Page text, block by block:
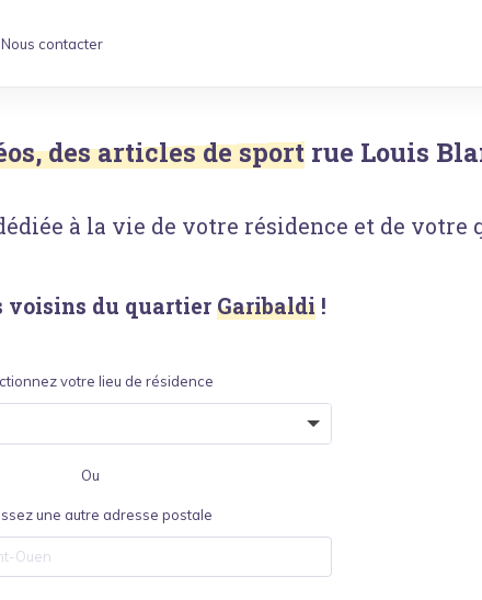
Nous contacter
des articles de sport rue Louis
à la vie de votre résidence et de votre
voisins du quartier Garibaldi !
votre lieu de résidence
Ou
une autre adresse postale